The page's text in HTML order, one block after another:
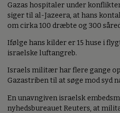
Gazas hospitaler under
siger til al-Jazeera, at hans
om cirka 100 dræbte og 300
Ifølge hans kilder er 15 huse i
israelske luftangreb.
Israels militær har flere gange
Gazastriben til at søge mod syd
En unavngiven israelsk
nyhedsbureauet Reuters, at